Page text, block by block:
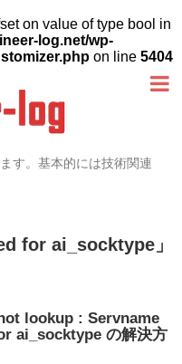
on value of type bool in
log.net/wp-
on line 5404
す。基本的には技術関連
for ai_socktype 」
lookup : Servname
ai_socktype の解決方